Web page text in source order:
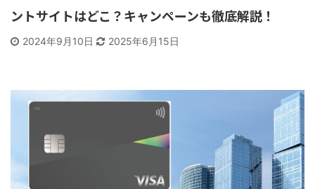
ントサイトはどこ？キャンペーンも徹底解説！
2024年9月10日 2025年6月15日